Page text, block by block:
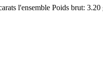
l'ensemble Poids brut: